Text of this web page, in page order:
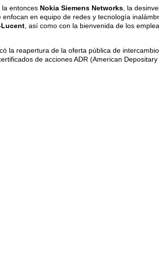
la entonces Nokia Siemens Networks , la
enfocan en equipo de redes y tecnología
Lucent , así como con la bienvenida de los
la reapertura de la oferta pública de
de acciones ADR (American